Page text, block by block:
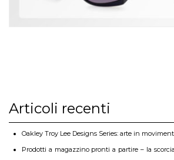
Articoli recenti
Oakley Troy Lee Designs Series: arte in
Prodotti a magazzino pronti a partire – la